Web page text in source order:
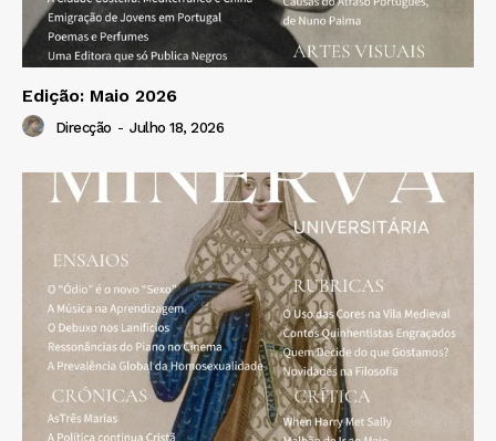
Edição: Maio 2026
Direcção - Julho 18, 2026